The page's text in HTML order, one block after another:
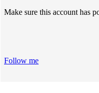
Make sure this account has
Follow me